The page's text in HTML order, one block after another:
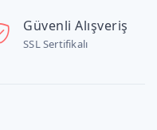
Güvenli Alışveriş
SSL Sertifikalı